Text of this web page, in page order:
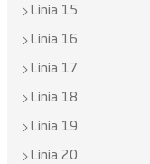
Linia 15
Linia 16
Linia 17
Linia 18
Linia 19
Linia 20